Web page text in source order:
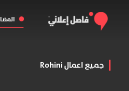
جميع اعمال Rohini